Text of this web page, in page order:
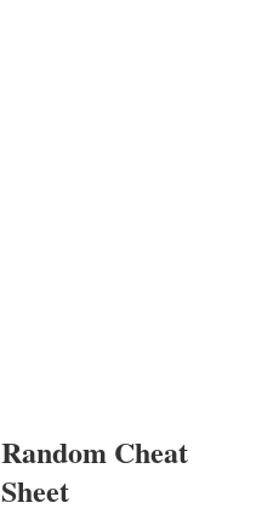
Random Cheat
Sheet